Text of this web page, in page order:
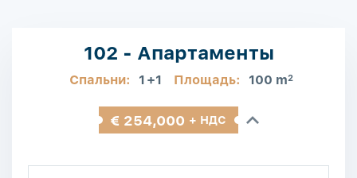
102 - Апартаменты
Спальни: 1 +1 Площадь: 100 m2
€ 254,000 + НДС